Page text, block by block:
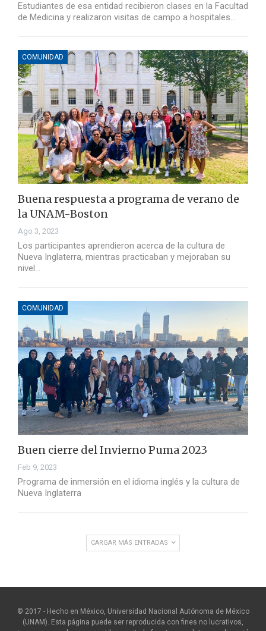
Estudiantes de esa entidad recibieron clases en la Facultad
de Medicina y realizaron visitas de campo a hospitales…
COMUNIDAD
Buena respuesta a programa de verano de
la UNAM-Boston
Ago 3, 2023
Los participantes aprendieron acerca de la cultura de
Nueva Inglaterra, mientras practicaban y mejoraban su
nivel…
COMUNIDAD
Buen cierre del Invierno Puma 2023
Feb 9, 2023
Programa de inmersión en el idioma inglés y la cultura de
Nueva Inglaterra
CARGAR MÁS ENTRADAS
© 2017 - Hecho en México, Universidad Nacional Autónoma de México
(UNAM). Esta página puede ser reproducida con fines no lucrativos,